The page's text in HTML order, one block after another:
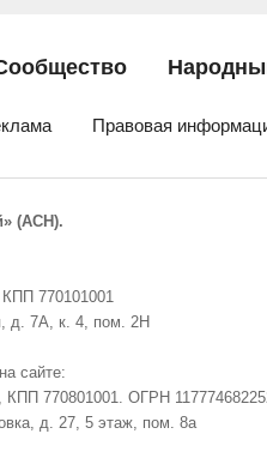
Правовая
(АСН).
770101001
д. 7А, к. 4, пом. 2Н
сайте:
770801001. ОГРН
д. 27, 5 этаж, пом. 8а